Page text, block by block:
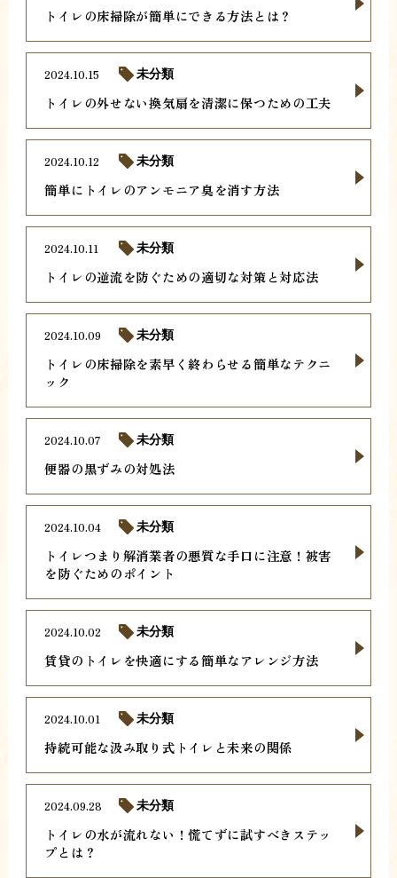
トイレの床掃除が簡単にできる方法とは？
トイレの外せない換気扇を清潔に保つための工夫
2024.10.15 未分類
簡単にトイレのアンモニア臭を消す方法
2024.10.12 未分類
トイレの逆流を防ぐための適切な対策と対応法
2024.10.11 未分類
トイレの床掃除を素早く終わらせる簡単なテクニ
ック
2024.10.09 未分類
便器の黒ずみの対処法
2024.10.07 未分類
トイレつまり解消業者の悪質な手口に注意！被害
を防ぐためのポイント
2024.10.04 未分類
賃貸のトイレを快適にする簡単なアレンジ方法
2024.10.02 未分類
持続可能な汲み取り式トイレと未来の関係
2024.10.01 未分類
トイレの水が流れない！慌てずに試すべきステッ
プとは？
2024.09.28 未分類